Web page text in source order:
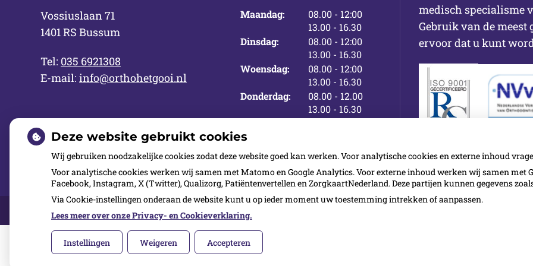
Vossiuslaan 71
1401 RS Bussum
Tel: 035 6921308
E-mail: info@orthohetgooi.nl
Maandag: 08.00 tot
- 12:00
13.00 tot
- 16.30
Dinsdag:
08.00 tot
- 12:00
13.00 tot
- 16.30
Woensdag:
08.00 tot
- 12:00
13.00 tot
- 16.30
Donderdag:
08.00 tot
- 12.00
13.00 tot
- 16.30
tot
medisch specialisme
Gebruik van de meest
ervoor dat u kunt
Over ons Inschrijven Contact
Deze website gebruikt cookies
Wij gebruiken noodzakelijke cookies zodat deze website goed kan werken. Voor analytische cookies en externe inhoud
Voor analytische cookies werken wij samen met Matomo en Google Analytics. Voor externe inhoud werken wij samen met
Facebook, Instagram, X (Twitter), Qualizorg, Patiëntenvertellen en ZorgkaartNederland. Deze partijen kunnen gegevens
Via Cookie-instellingen onderaan de website kunt u op ieder moment uw toestemming intrekken of aanpassen.
Lees meer over onze Privacy- en Cookieverklaring.
Instellingen Weigeren Accepteren